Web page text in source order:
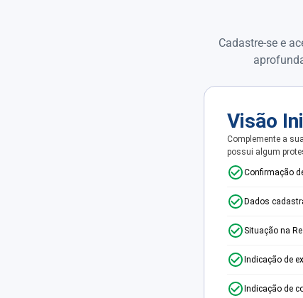
Cadastre-se e
Visão
Complemente a
possui algum
Confirmação
Dados
Situação na
Indicação de
Indicação de